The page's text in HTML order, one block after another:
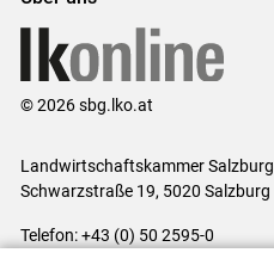
© 2026 sbg.lko.at
Landwirtschaftskammer Salzburg
Schwarzstraße 19, 5020 Salzburg
Telefon: +43 (0) 50 2595-0